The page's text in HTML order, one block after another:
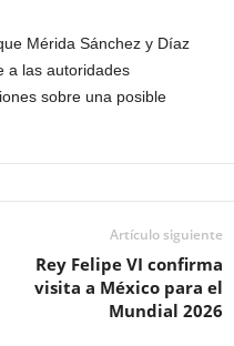
Mérida Sánchez y Díaz
a las autoridades
sobre una posible
Artículo siguiente
Rey Felipe VI confirma
visita a México para el
Mundial 2026